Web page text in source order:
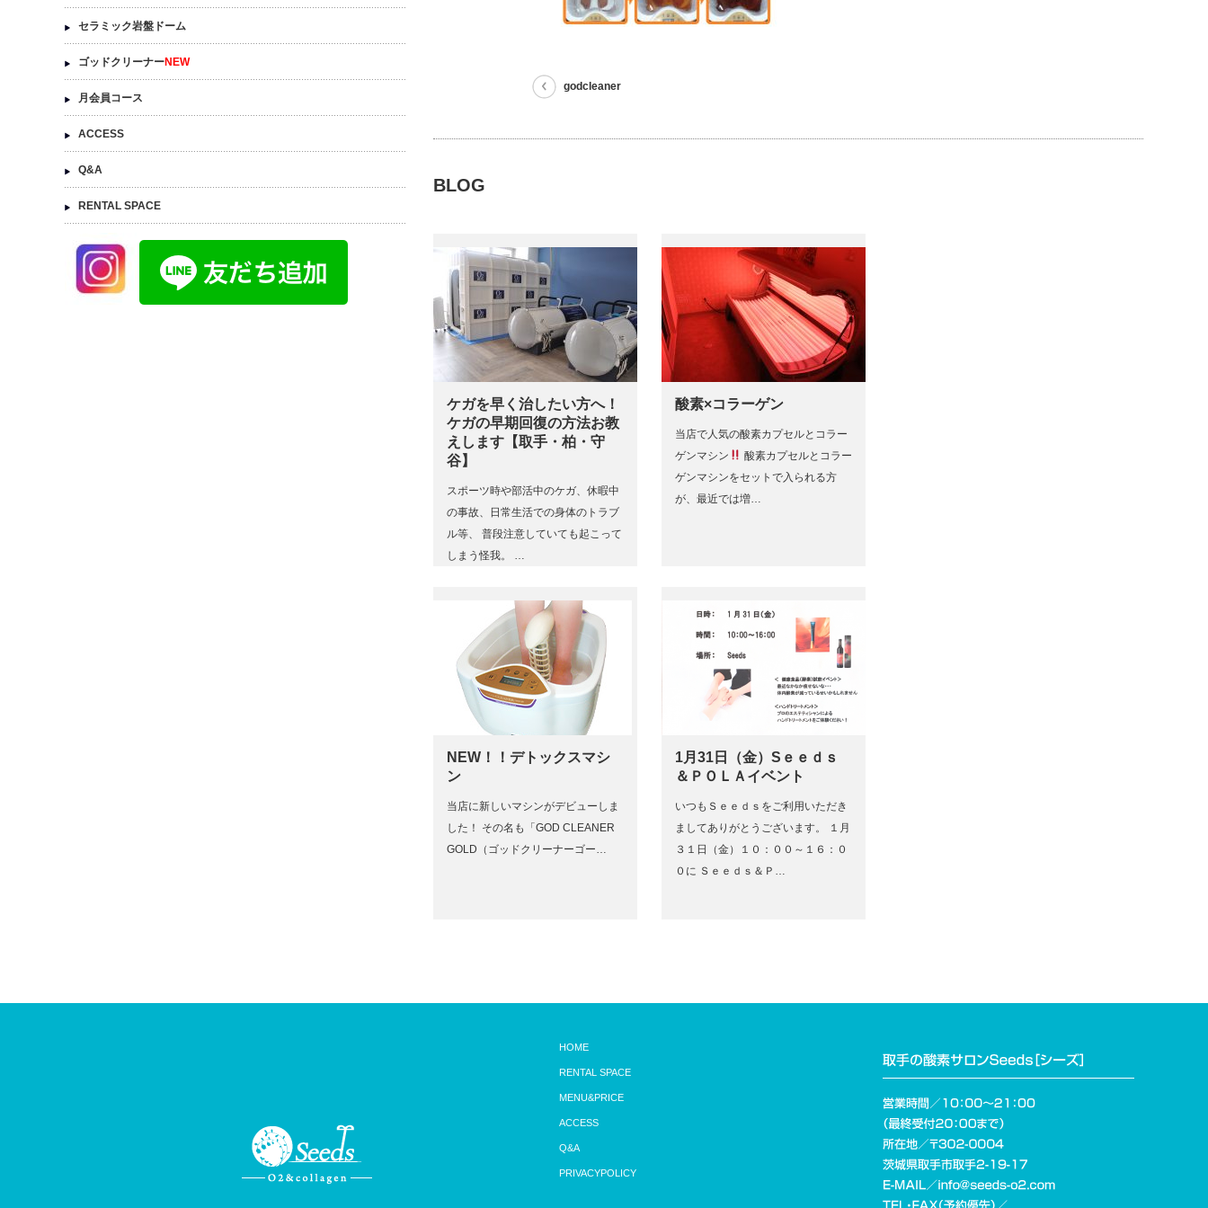
godcleaner
BLOG
ケガを早く治したい方へ！
ケガの早期回復の方法お教
えします【取手・柏・守
谷】
スポーツ時や部活中のケガ、休暇中
の事故、日常生活での身体のトラブ
ル等、 普段注意していても起こって
しまう怪我。 …
酸素×コラーゲン
当店で人気の酸素カプセルとコラー
ゲンマシン
酸素カプセルとコラー
ゲンマシンをセットで入られる方
が、最近では増…
NEW！！デトックスマシ
ン
当店に新しいマシンがデビューしま
した！ その名も「GOD CLEANER
GOLD（ゴッドクリーナーゴー…
1月31日（金）Sｅｅｄｓ
＆ＰＯＬＡイベント
いつもＳｅｅｄｓをご利用いただき
ましてありがとうございます。 １月
３１日（金）１０：００～１６：０
０に Ｓｅｅｄｓ＆Ｐ…
セラミック岩盤ドーム
ゴッドクリーナーNEW
月会員コース
ACCESS
Q&A
RENTAL SPACE
HOME
RENTAL SPACE
MENU&PRICE
ACCESS
Q&A
PRIVACYPOLICY